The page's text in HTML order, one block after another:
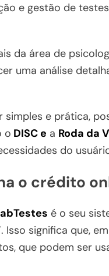
e gestão de
da área de
uma análise
e prática,
o DISC e a Roda da
do
o crédito
é o seu
significa que,
que podem ser